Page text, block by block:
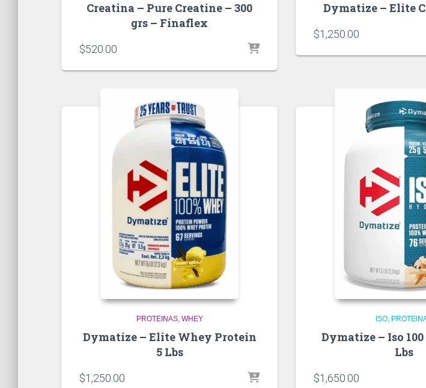
Creatina – Pure Creatine – 300
grs – Finaflex
$520.00
Dymatize – Elite
$1,250.00
PROTEINAS WHEY
Dymatize – Elite Whey Protein
5 Lbs
$1,250.00
ISO
Dymatize – Iso
Lbs
$1,650.00